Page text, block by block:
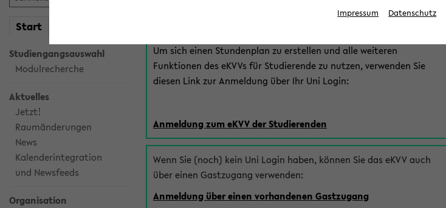
Start
Studiengangsauswahl
Modulrecherche
Aktuelles
Jetzt!
Raumänderungen
News
Kalenderintegration
und Newsfeeds
Organisation
Um sich einen Stundenplan zu erstellen und alle weiteren
Funktionen des eKVVs für Studierende zu nutzen, verwenden Sie
diesen Link zur Anmeldung über Ihr Uni Login:
Anmeldung zum eKVV der Studierenden
Wenn Sie (noch) kein Uni Login haben, können Sie das eKVV auch
über einen Gastzugang verwenden:
Anmeldung über einen vorhandenen Gastzugang
Impressum Datenschutz